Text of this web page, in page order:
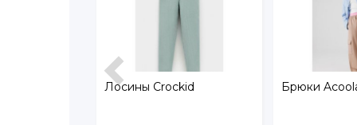
Лосины Crockid Брюки